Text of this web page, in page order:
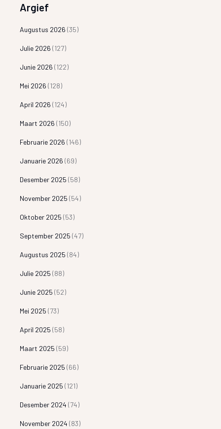
Argief
Augustus 2026 (35)
Julie 2026 (127)
Junie 2026 (122)
Mei 2026 (128)
April 2026 (124)
Maart 2026 (150)
Februarie 2026 (146)
Januarie 2026 (69)
Desember 2025 (58)
November 2025 (54)
Oktober 2025 (53)
September 2025 (47)
Augustus 2025 (84)
Julie 2025 (88)
Junie 2025 (52)
Mei 2025 (73)
April 2025 (58)
Maart 2025 (59)
Februarie 2025 (66)
Januarie 2025 (121)
Desember 2024 (74)
November 2024 (83)